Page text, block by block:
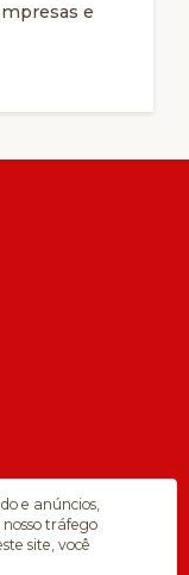
e
e anúncios,
tráfego
site, você